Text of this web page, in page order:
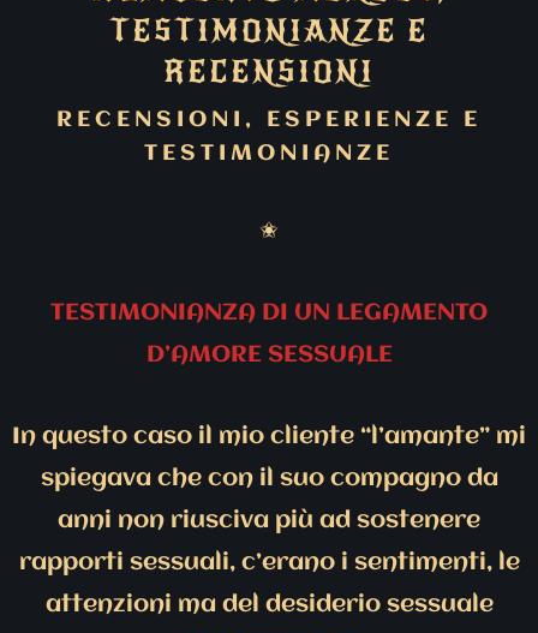
TESTIMONIANZE E
RECENSIONI
RECENSIONI, ESPERIENZE E
TESTIMONIANZE
✬
TESTIMONIANZA DI UN LEGAMENTO
D’AMORE SESSUALE
In questo caso il mio cliente “l’amante” mi
spiegava che con il suo compagno da
anni non riusciva più ad sostenere
rapporti sessuali, c’erano i sentimenti, le
attenzioni ma del desiderio sessuale